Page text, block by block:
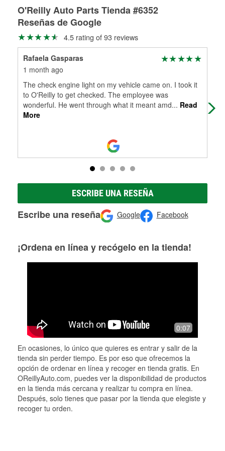
Herramientas de O'Reilly
pueden ser reutilizados, podemos ayudarte a encontrar las
partes de reemplazo correctas para tu reparación.
Rectificación de tambores y discos de freno
averiada o determina los acoplamientos y la longitud
adecuados para que te construyamos una nueva. O'Reilly
Auto Parts tiene las mangueras y los acoples adecuados
para reparar el sistema hidráulico de tu maquinaria
agrícola o de construcción.
Más información acerca del servicio de mangueras
hidráulicas a la medida en tu tienda local
O'Reilly Auto Parts Tienda #6352
Reseñas de Google
4.5 rating of 93 reviews
Rafaela Gasparas
1 month ago
The check engine light on my vehicle came on. I took it
to O'Reilly to get checked. The employee was
wonderful. He went through what it meant amd... Read
More
ESCRIBE UNA RESEÑA
Escribe una reseña Google Facebook
¡Ordena en línea y recógelo en la tienda!
0:07
En ocasiones, lo único que quieres es entrar y salir de la
tienda sin perder tiempo. Es por eso que ofrecemos la
opción de ordenar en línea y recoger en tienda gratis. En
OReillyAuto.com, puedes ver la disponibilidad de productos
en la tienda más cercana y realizar tu compra en línea.
Después, solo tienes que pasar por la tienda que elegiste y
recoger tu orden.